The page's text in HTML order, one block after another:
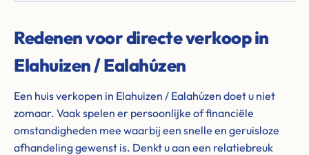
Redenen voor directe verkoop in
Elahuizen / Ealahúzen
Een huis verkopen in Elahuizen / Ealahúzen doet u niet
zomaar. Vaak spelen er persoonlijke of financiële
omstandigheden mee waarbij een snelle en geruisloze
afhandeling gewenst is. Denkt u aan een relatiebreuk